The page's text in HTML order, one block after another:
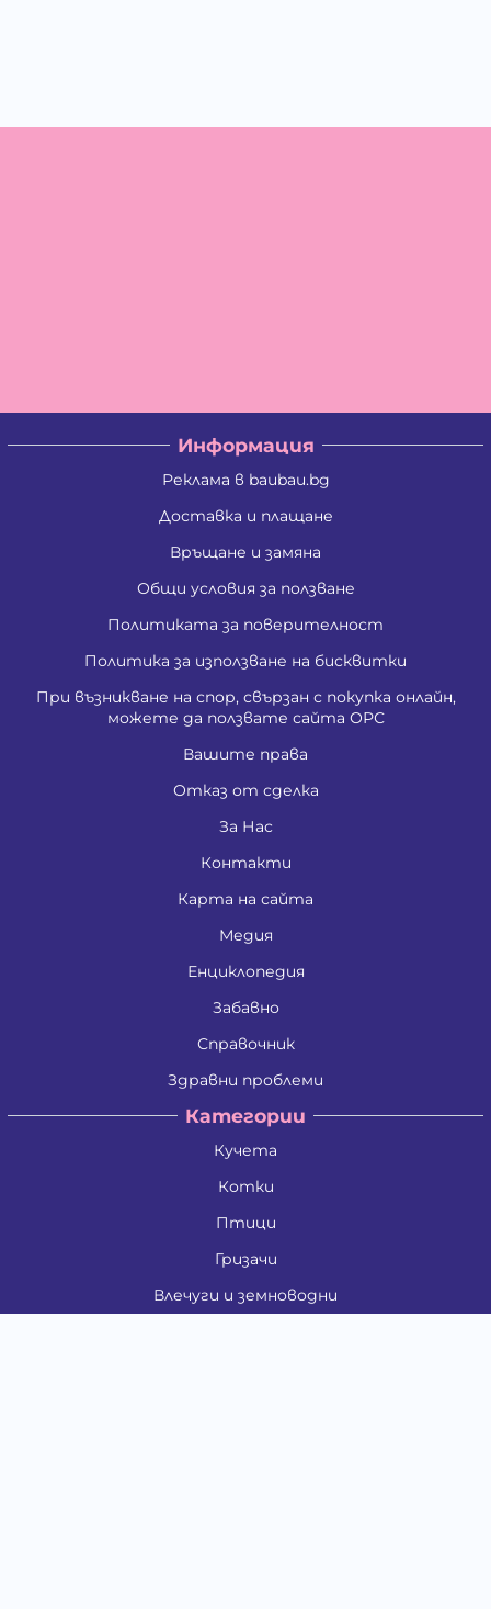
Информация
Реклама в baubau.bg
Доставка и плащане
Връщане и замяна
Общи условия за ползване
Политиката за поверителност
Политика за използване на бисквитки
При възникване на спор, свързан с покупка онлайн,
можете да ползвате сайта ОРС
Вашите права
Отказ от сделка
За Нас
Контакти
Карта на сайта
Медия
Енциклопедия
Забавно
Справочник
Здравни проблеми
Категории
Кучета
Котки
Птици
Гризачи
Влечуги и земноводни